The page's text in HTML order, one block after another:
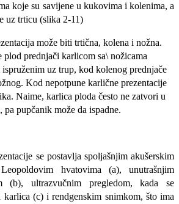
koje su savijene u kukovima i kolenima, a
uz trticu (slika 2-11)
može biti trtična, kolena i nožna.
prednjači karlicom sa\ nožicama
uz trup, kod kolenog prednjače
Kod nepotpune karlične prezentacije
Naime, karlica ploda često ne zatvori u
pupčanik može da ispadne.
se postavlja spoljašnjim akušerskim
hvatovima (a), unutrašnjim
(b), ultrazvučnim pregle­dom, kada se
karlica (c) i rendgenskim snimkom, što ima